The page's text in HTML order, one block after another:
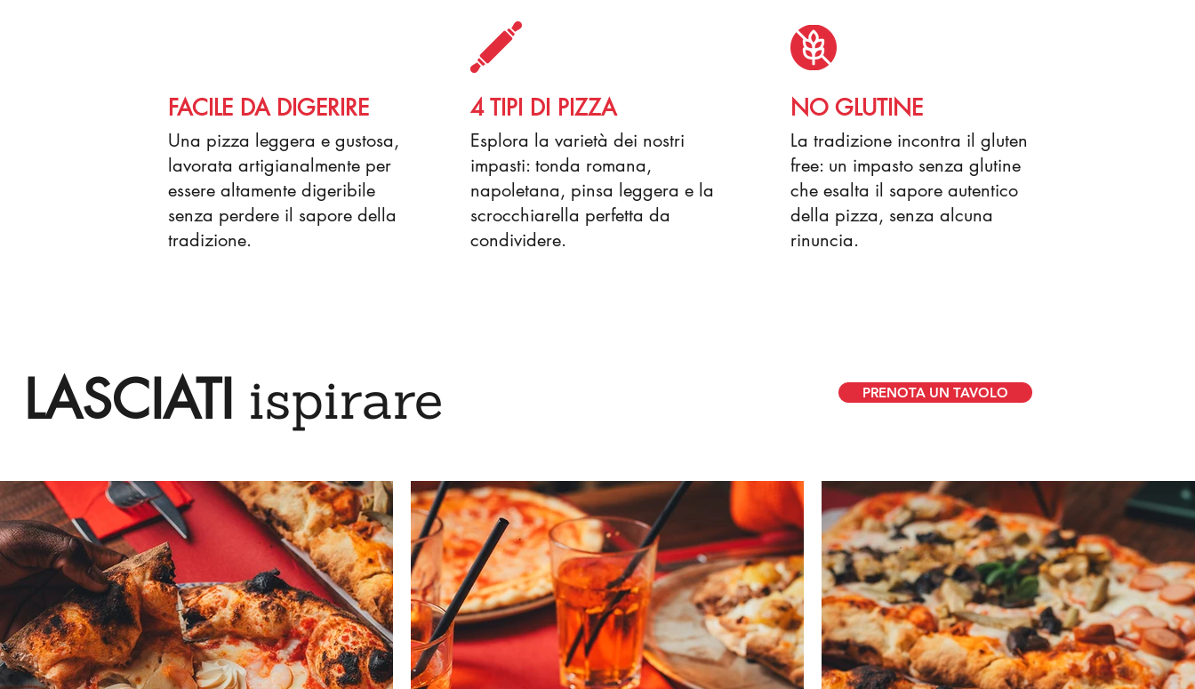
FACILE DA DIGERIRE
Una pizza leggera e gustosa,
lavorata artigianalmente per
essere altamente digeribile
senza perdere il sapore della
tradizione.
4 TIPI DI PIZZA
Esplora la varietà dei nostri
impasti: tonda romana,
napoletana, pinsa leggera e la
scrocchiarella perfetta da
condividere.
NO GLUTINE
La tradizione incontra il gluten
free: un impasto senza glutine
che esalta il sapore autentico
della pizza, senza alcuna
rinuncia.
LASCIATI ispirare PRENOTA UN TAVOLO